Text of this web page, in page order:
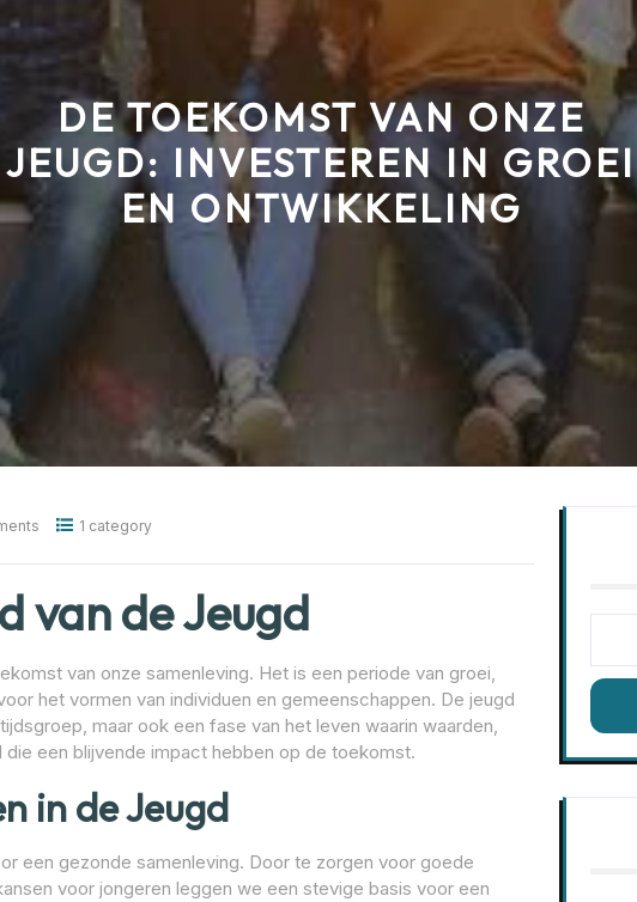
DE TOEKOMST VAN ONZE
JEUGD: INVESTEREN IN GROEI
EN ONTWIKKELING
1 category
van de Jeugd
van onze samenleving. Het is een periode van groei,
het vormen van individuen en gemeenschappen. De jeugd
maar ook een fase van het leven waarin waarden,
een blijvende impact hebben op de toekomst.
in de Jeugd
een gezonde samenleving. Door te zorgen voor goede
voor jongeren leggen we een stevige basis voor een